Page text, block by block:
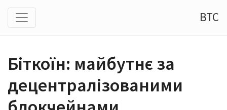
BTC
Біткоїн: майбутнє за
децентралізованими